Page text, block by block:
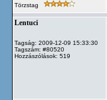
Törzstag
Lentuci
Tagság: 2009-12-09 15:33:30
Tagszám: #80520
Hozzászólások: 519